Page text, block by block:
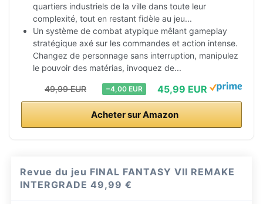
quartiers industriels de la ville dans toute leur
complexité, tout en restant fidèle au jeu...
Un système de combat atypique mêlant gameplay
stratégique axé sur les commandes et action intense.
Changez de personnage sans interruption, manipulez
le pouvoir des matérias, invoquez de...
49,99 EUR −4,00 EUR 45,99 EUR
Acheter sur Amazon
Revue du jeu FINAL FANTASY VII REMAKE
INTERGRADE49,99 €